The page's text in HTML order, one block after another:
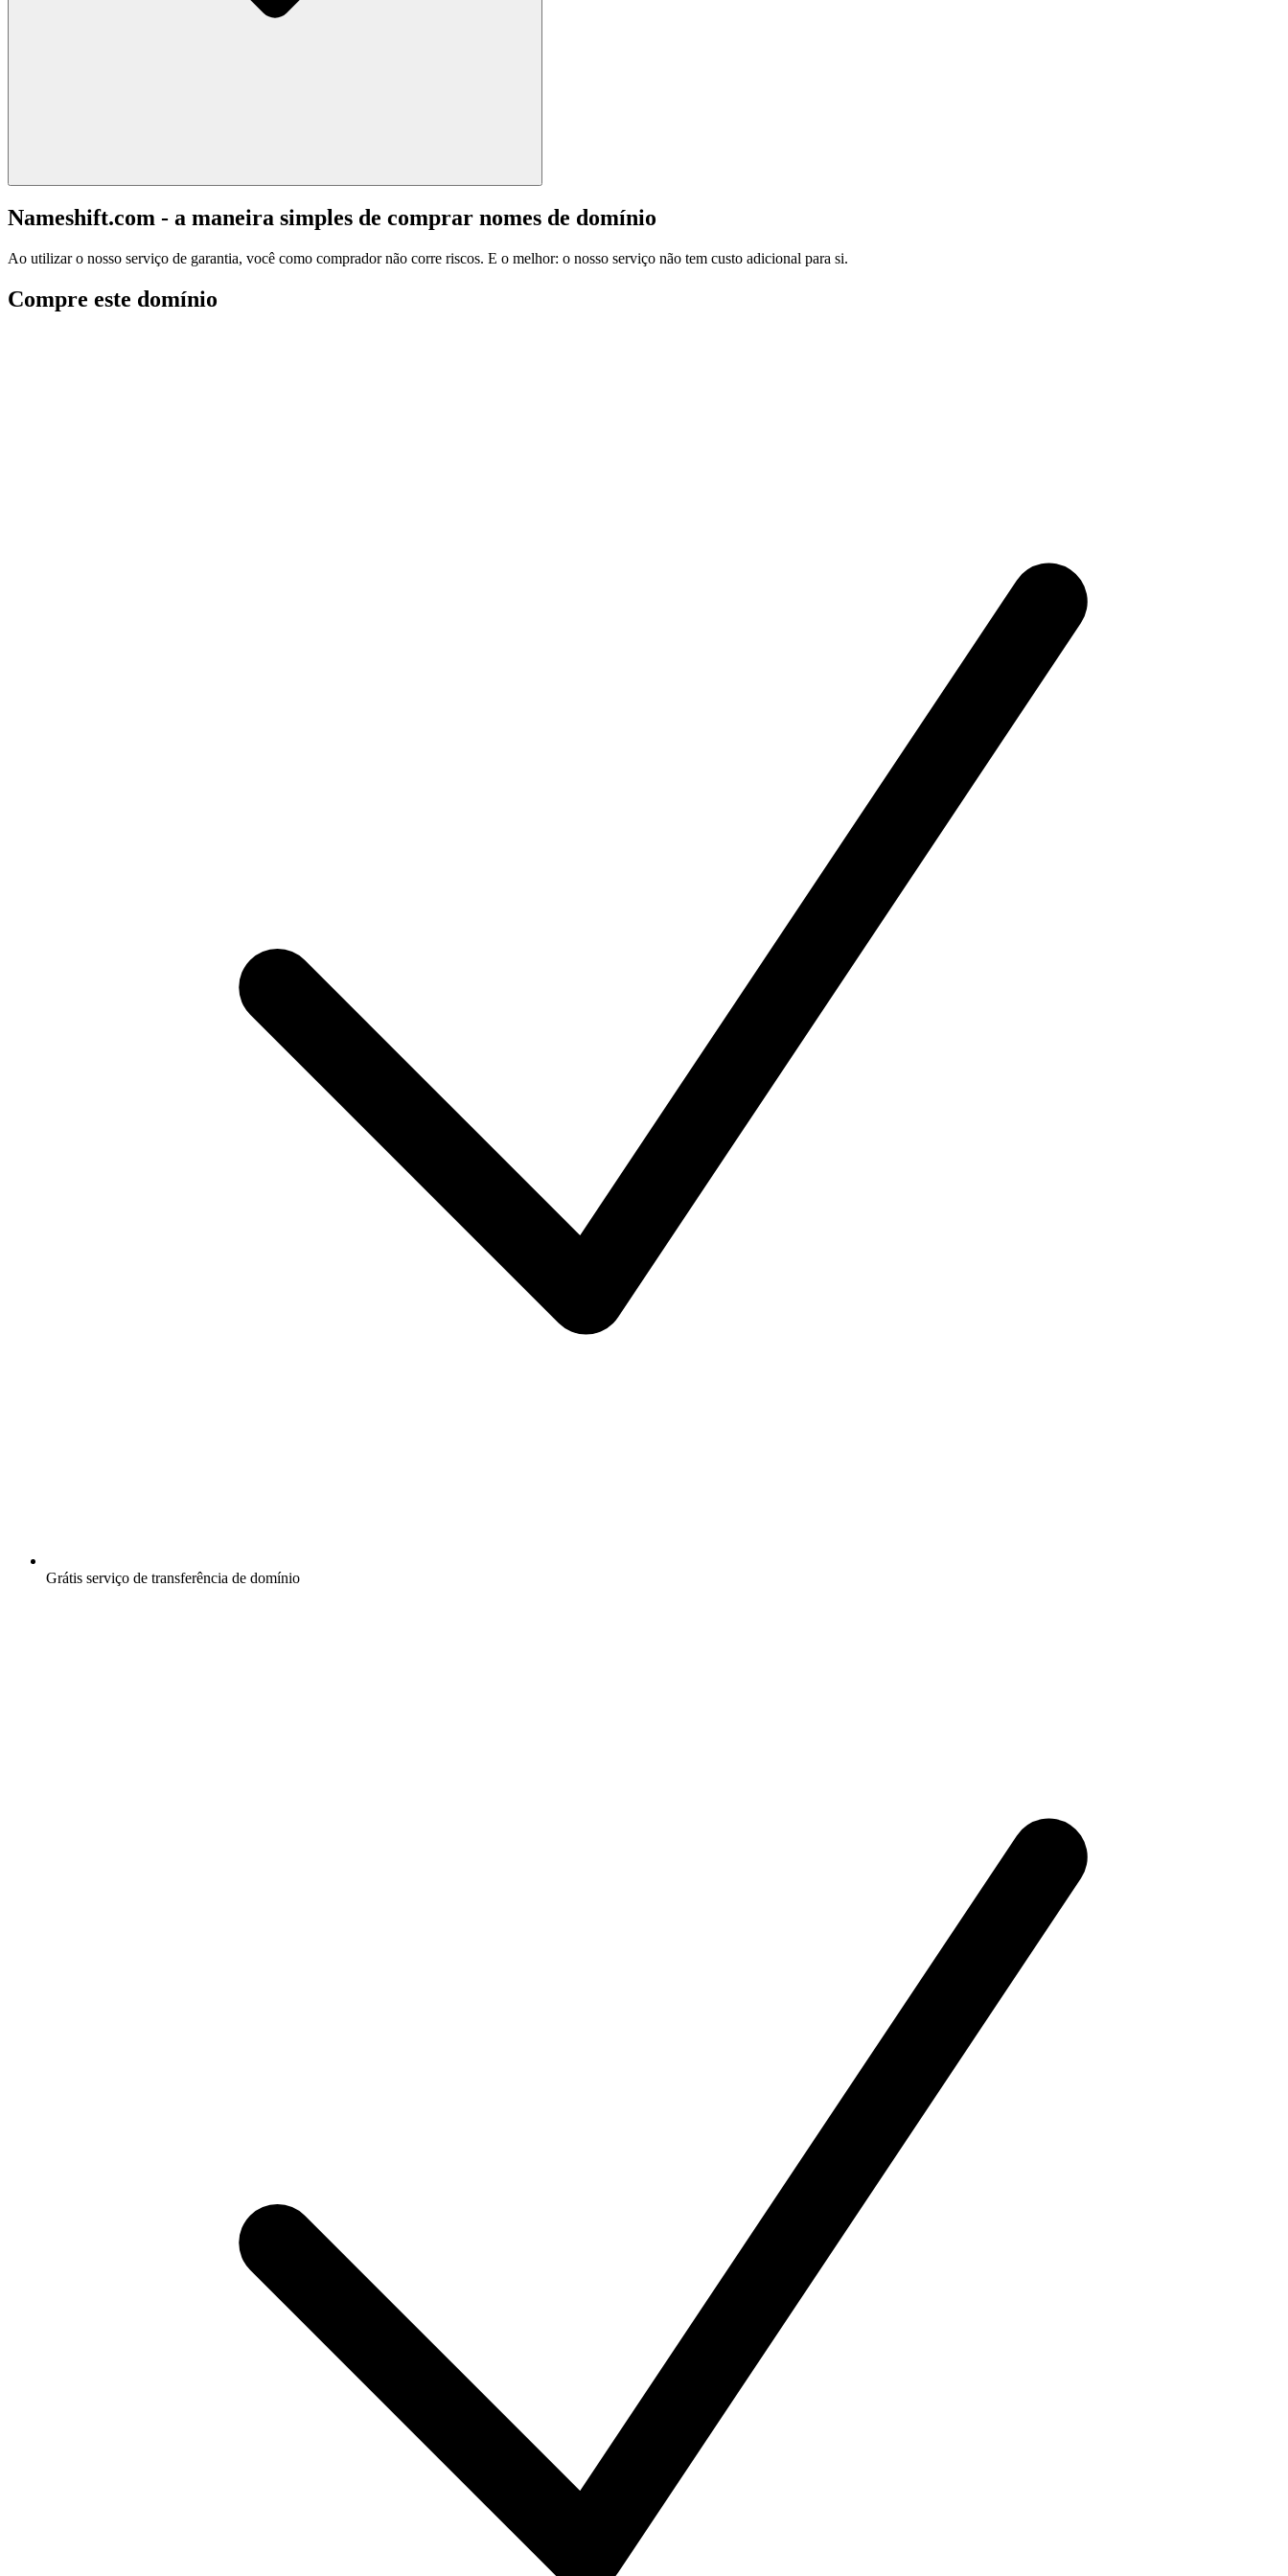
Nameshift.com - a maneira simples de comprar nomes de domínio
Ao utilizar o nosso serviço de garantia, você como comprador não corre riscos. E o melhor: o nosso serviço não tem custo adicional para si.
Compre este domínio
Grátis serviço de transferência de domínio